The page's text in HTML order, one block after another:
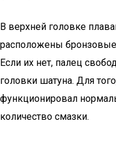
В верхней головке
расположены бронзовые
Если их нет, палец
головки шатуна. Для
функционировал
количество смазки.